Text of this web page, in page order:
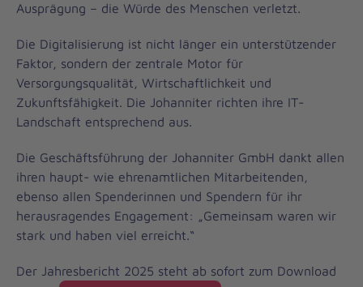
Ausprägung – die Würde des Menschen verletzt.
Die Digitalisierung ist nicht länger ein unterstützender
Faktor, sondern der zentrale Motor für
Versorgungsqualität, Wirtschaftlichkeit und
Zukunftsfähigkeit. Die Johanniter richten ihre IT-
Landschaft entsprechend aus.
Die Geschäftsführung der Johanniter GmbH dankt allen
ihren haupt- wie ehrenamtlichen Mitarbeitenden,
ebenso allen Spenderinnen und Spendern für ihr
herausragendes Engagement: „Gemeinsam waren wir
stark und haben viel erreicht.“
Der Jahresbericht 2025 steht ab sofort zum Download